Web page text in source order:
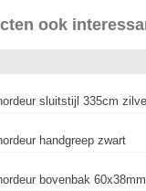
ook
sluitstijl 335cm
handgreep zwart
bovenbak